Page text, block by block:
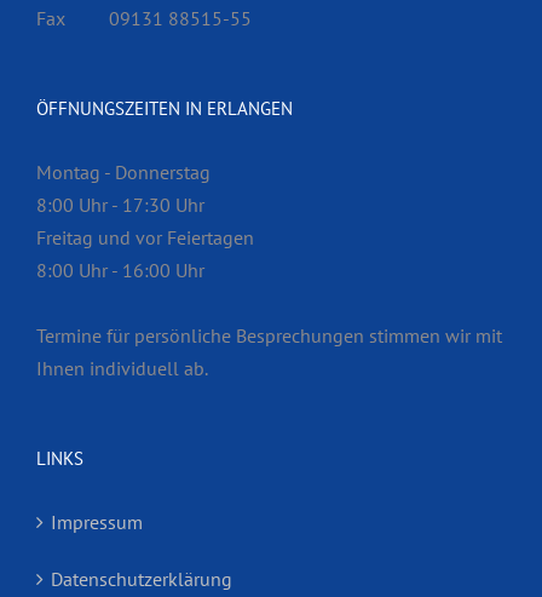
Fax
09131 88515-55
ÖFFNUNGSZEITEN IN ERLANGEN
Montag - Donnerstag
8:00 Uhr - 17:30 Uhr
Freitag und vor Feiertagen
8:00 Uhr - 16:00 Uhr
Termine für persönliche Besprech­ungen stimmen wir mit
Ihnen individuell ab.
LINKS
Impressum
Datenschutzerklärung